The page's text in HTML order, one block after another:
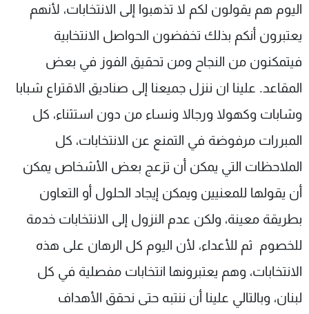
اليوم هم يقولون لكم لا تذهبوا إلى الانتخابات، لأنهم
يعتبرون أنكم ‏بذلك تخفضون الحواصل الانتخابية
فيتمكنون من النجاح ومن تحقيق الفوز في بعض
المقاعد. علينا ان ننزل جميعنا إلى صناديق الاقتراع شبابا
وشابات وكهولا ورجالا ونساء من ‏دون استثناء، كل
المبررات مرفوضة في التمنع عن الانتخابات، كل
الملاحظات التي يمكن أن ‏تزعج بعض الأشخاص يمكن
أن يقولها للمعنيين ويمكن إيجاد الحلول أو التعاون
بطريقة ‏معينة، ولكن عدم النزول إلى الانتخابات خدمة
للخصوم ثم للأعداء، لأن اليوم كل ‏الرهان على هذه
الانتخابات، وهم يعتبرونها انتخابات مفصلية في كل
لبنان، وبالتالي علينا أن ننتبه حتى نحقق الأهداف